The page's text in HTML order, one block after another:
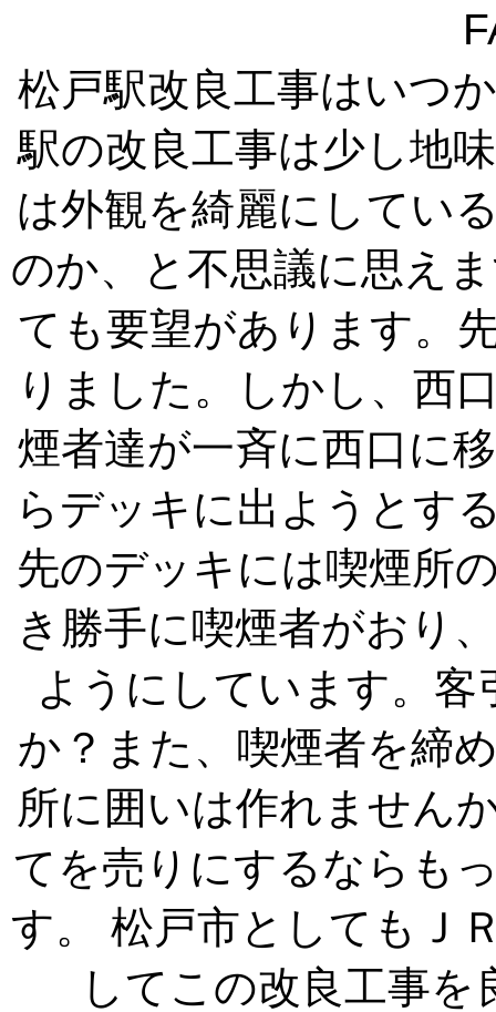
松戸駅改良工事はいつ
駅の改良工事は少し地
は外観を綺麗にしてい
のか、と不思議に思え
ても要望があります。
りました。しかし、西
煙者達が一斉に西口に
らデッキに出ようとす
先のデッキには喫煙所
き勝手に喫煙者がおり
ようにしています。
か？また、喫煙者を締
所に囲いは作れません
てを売りにするならも
す。 松戸市としてもＪ
してこの改良工事